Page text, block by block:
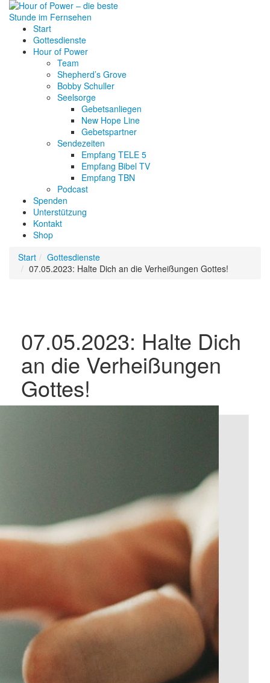
Start
Gottesdienste
Hour of Power
Team
Shepherd’s Grove
Bobby Schuller
Seelsorge
Gebetsanliegen
New Hope Line
Gebetspartner
Sendezeiten
Empfang TELE 5
Empfang Bibel TV
Empfang TBN
Podcast
Spenden
Unterstützung
Kontakt
Shop
Start
Gottesdienste
07.05.2023: Halte Dich an die Verheißungen Gottes!
07.05.2023: Halte Dich
an die Verheißungen
Gottes!